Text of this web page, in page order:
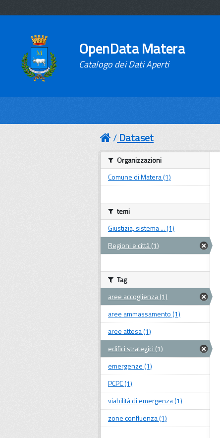
OpenData Matera
Catalogo dei Dati Aperti
Dataset
Organizzazioni
Comune di Matera (1)
temi
Giustizia, sistema ... (1)
Regioni e città (1)
Tag
aree accoglienza (1)
aree ammassamento (1)
aree attesa (1)
edifici strategici (1)
emergenze (1)
PCPC (1)
viabilità di emergenza (1)
zone confluenza (1)